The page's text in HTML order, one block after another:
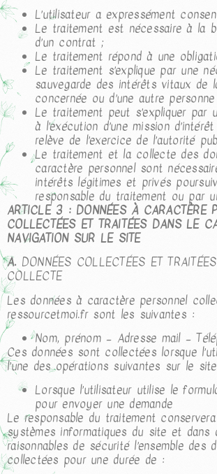
L’utilisateur a expressément
Le traitement est nécessaire à la
d’un contrat ;
Le traitement répond à une
Le traitement s’explique par une
sauvegarde des intérêts vitaux de
concernée ou d’une autre
Le traitement peut s’expliquer par
à l’exécution d’une mission
relève de l’exercice de l’autorité
Le traitement et la collecte des
caractère personnel sont
intérêts légitimes et privés
responsable du traitement ou par
ARTICLE 3 : DONNÉES À CARACTÈRE
COLLECTÉES ET TRAITÉES DANS LE
NAVIGATION SUR LE SITE
A. DONNÉES COLLECTÉES ET
COLLECTE
Les données à caractère personnel
ressourcetmoi.fr sont les suivantes :
Nom, prénom – Adresse mail –
Ces données sont collectées lorsque
l’une des opérations suivantes sur le
Lorsque l’utilisateur utilise le
pour envoyer une demande
Le responsable du traitement
systèmes informatiques du site et dans
raisonnables de sécurité l’ensemble des
collectées pour une durée de :